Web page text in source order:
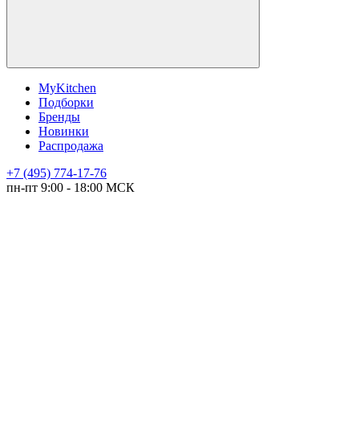
MyKitchen
Подборки
Бренды
Новинки
Распродажа
+7 (495) 774-17-76
пн-пт 9:00 - 18:00 МСК